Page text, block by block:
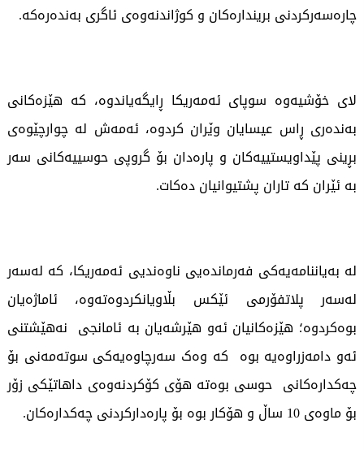
چارەسەرکردنی بریندارەکان و کوژاندنەوەی ئاگری بەندەرەکە.
لای خۆشیەوە سوپای ئەمەریکا ڕایگەیاندوە، کە هێزەکانی
بەندەری ڕاس عیسایان وێران کردوە، ئەمەش لە چوارچێوەی
بڕینی پێداویستییەکان و پارەدان بۆ گروپی حوسییەکانی سەر
بە ئێران کە تاران پشتیوانیان دەکات.
لە بەیاننامەیەکی فەرماندەیی ناوەندیی ئەمەریکا، کە لەسەر
لەسەر پلاتفۆرمی ئێکس بڵاویانکردوەتەوە، ئاماژەیان
بوەکردوە؛ هێزەکانیان ئەو هێرشەیان بە ئامانجی نەهێشتنی
ئەو دامەزراوەیە بوە کە وەک سەرچاوەیەکی سوتەمەنی بۆ
چەکدارەکانی حوسی بوەتە هۆی کۆکردنەوەی داهاتێکی زۆر
بۆ ماوەی 10 ساڵ و هۆکار بوە بۆ پارەدارکردنی چەکدارەکان.